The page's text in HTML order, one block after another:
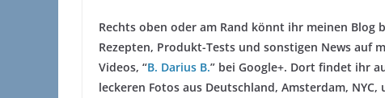
Rechts oben oder am Rand könnt ihr meinen Blog
Rezepten, Produkt-Tests und sonstigen News auf
Videos, “B. Darius B.” bei Google+. Dort findet ihr
leckeren Fotos aus Deutschland, Amsterdam,